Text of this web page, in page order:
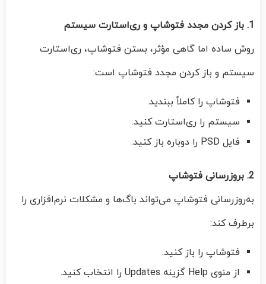
1. باز کردن مجدد فتوشاپ و ری‌استارت سیستم
روش ساده اما گاهی مؤثر، بستن فتوشاپ، ری‌استارت
سیستم و باز کردن مجدد فتوشاپ است:
فتوشاپ را کاملاً ببندید.
سیستم را ری‌استارت کنید.
فایل PSD را دوباره باز کنید.
2. بروزرسانی فتوشاپ
به‌روزرسانی فتوشاپ می‌تواند باگ‌ها و مشکلات نرم‌افزاری را
برطرف کند:
فتوشاپ را باز کنید.
از منوی Help گزینه Updates را انتخاب کنید.